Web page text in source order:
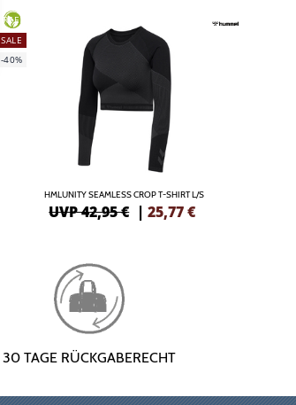
GREEN
SALE
-40%
HMLUNITY SEAMLESS CROP T-SHIRT L/S
UVP 42,95 € |25,77€
30 TAGE RÜCKGABERECHT